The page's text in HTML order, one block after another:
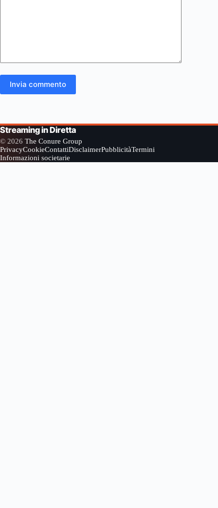
Invia commento
Streaming in Diretta
© 2026 The Conure Group
PrivacyCookieContattiDisclaimerPubblicitàTermini
Informazioni societarie